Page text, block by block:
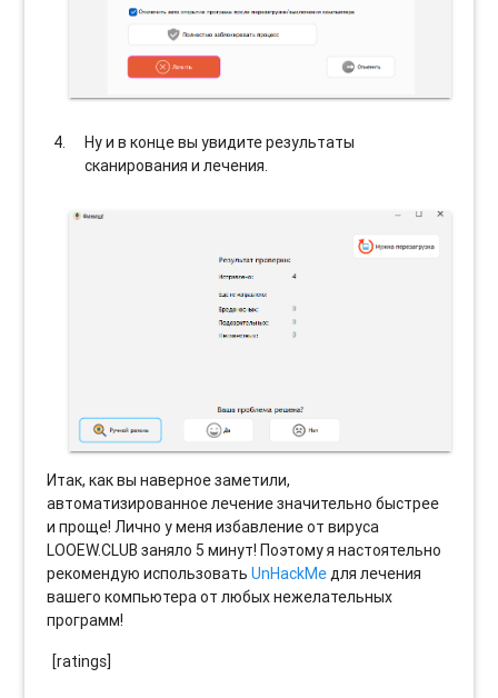
Ну и в конце вы увидите результаты
сканирования и лечения.
Итак, как вы наверное заметили,
автоматизированное лечение значительно быстрее
и проще! Лично у меня избавление от вируса
LOOEW.CLUB заняло 5 минут! Поэтому я настоятельно
рекомендую использоватьUnHackMeдля лечения
вашего компьютера от любых нежелательных
программ!
[ratings]